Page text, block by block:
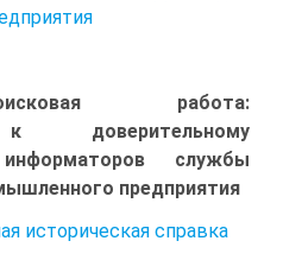
поисковая работа:
доверительному
информаторов службы
предприятия
историческая справка